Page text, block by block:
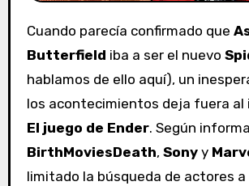
Cuando parecía confirmado que
Butterfield iba a ser el nuevo
hablamos de ello aquí), un
los acontecimientos deja fuera
El juego de Ender. Según informa
BirthMoviesDeath, Sonyy
limitado la búsqueda de actores a